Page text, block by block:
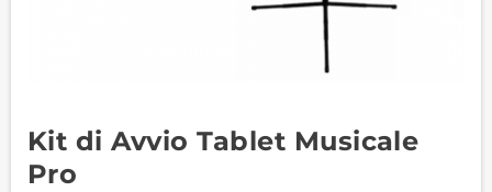
Kit di Avvio Tablet Musicale
Pro